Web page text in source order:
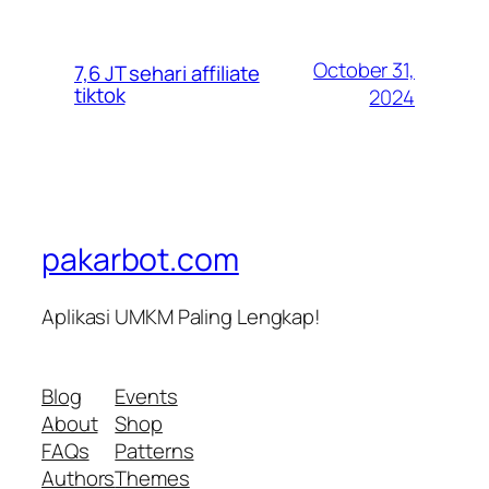
7,6 JT sehari affiliate
tiktok
October 31,
2024
pakarbot.com
Aplikasi UMKM Paling Lengkap!
Blog
About
FAQs
Authors
Events
Shop
Patterns
Themes